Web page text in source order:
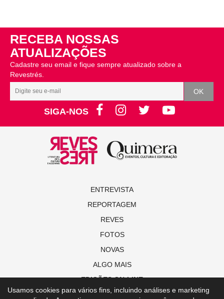
RECEBA NOSSAS
ATUALIZAÇÕES
Cadastre seu email e fique sempre atualizado sobre a
Revestrés.
SIGA-NOS
ENTREVISTA
REPORTAGEM
REVES
FOTOS
NOVAS
ALGO MAIS
EDIÇÕES ON-LINE
Usamos cookies para vários fins, incluindo análises e marketing